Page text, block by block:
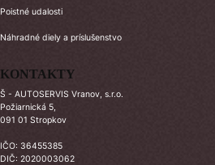
Poistné udalosti
Náhradné diely a príslušenstvo
KONTAKTY
Š - AUTOSERVIS Vranov, s.r.o.
Požiarnická 5,
091 01 Stropkov
IČO: 36455385
DIČ: 2020003062